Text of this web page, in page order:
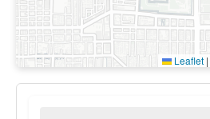
Leaflet |